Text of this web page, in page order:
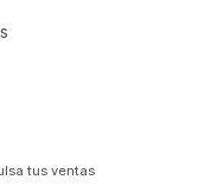
tus ventas